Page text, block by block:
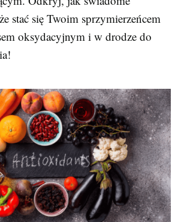
stać się Twoim sprzymierzeńcem
oksydacyjnym i w drodze do